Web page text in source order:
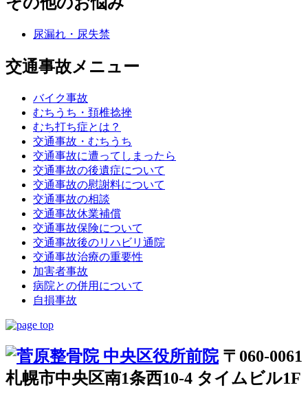
尿漏れ・尿失禁
交通事故メニュー
バイク事故
むちうち・頚椎捻挫
むち打ち症とは？
交通事故・むちうち
交通事故に遭ってしまったら
交通事故の後遺症について
交通事故の慰謝料について
交通事故の相談
交通事故休業補償
交通事故保険について
交通事故後のリハビリ通院
交通事故治療の重要性
加害者事故
病院との併用について
自損事故
〒060-0061
札幌市中央区南1条西10-4 タイムビル1F